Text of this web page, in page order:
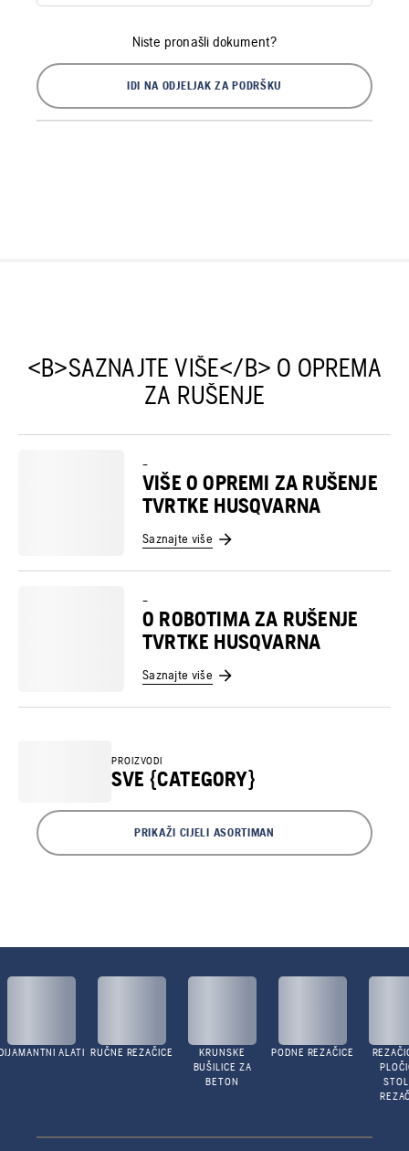
Niste pronašli dokument?
IDI NA ODJELJAK ZA PODRŠKU
<B>SAZNAJTE VIŠE</B> O OPREMA
ZA RUŠENJE
–
VIŠE O OPREMI ZA RUŠENJE
TVRTKE HUSQVARNA
Saznajte više
–
O ROBOTIMA ZA RUŠENJE
TVRTKE HUSQVARNA
Saznajte više
PROIZVODI
SVE {CATEGORY}
PRIKAŽI CIJELI ASORTIMAN
ALATI RUČNE REZAČICE
KRUNSKE
BUŠILICE ZA
BETON
PODNE REZAČICE